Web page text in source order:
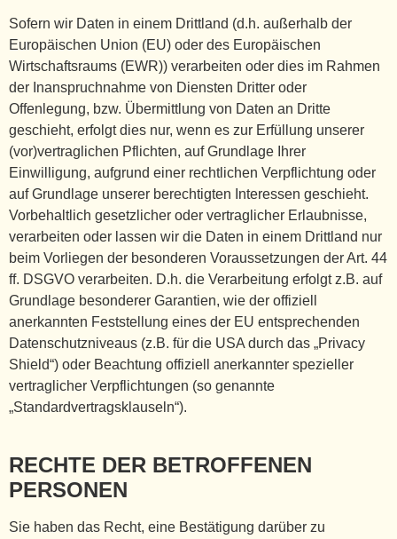
Sofern wir Daten in einem Drittland (d.h. außerhalb der
Europäischen Union (EU) oder des Europäischen
Wirtschaftsraums (EWR)) verarbeiten oder dies im Rahmen
der Inanspruchnahme von Diensten Dritter oder
Offenlegung, bzw. Übermittlung von Daten an Dritte
geschieht, erfolgt dies nur, wenn es zur Erfüllung unserer
(vor)vertraglichen Pflichten, auf Grundlage Ihrer
Einwilligung, aufgrund einer rechtlichen Verpflichtung oder
auf Grundlage unserer berechtigten Interessen geschieht.
Vorbehaltlich gesetzlicher oder vertraglicher Erlaubnisse,
verarbeiten oder lassen wir die Daten in einem Drittland nur
beim Vorliegen der besonderen Voraussetzungen der Art. 44
ff. DSGVO verarbeiten. D.h. die Verarbeitung erfolgt z.B. auf
Grundlage besonderer Garantien, wie der offiziell
anerkannten Feststellung eines der EU entsprechenden
Datenschutzniveaus (z.B. für die USA durch das „Privacy
Shield“) oder Beachtung offiziell anerkannter spezieller
vertraglicher Verpflichtungen (so genannte
„Standardvertragsklauseln“).
RECHTE DER BETROFFENEN
PERSONEN
Sie haben das Recht, eine Bestätigung darüber zu